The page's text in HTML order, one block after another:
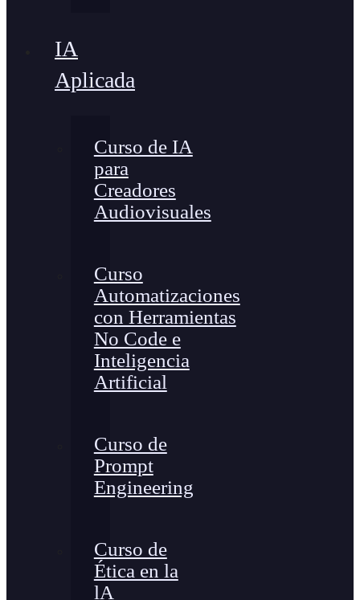
IA
Aplicada
Curso de IA
para
Creadores
Audiovisuales
Curso
Automatizaciones
con Herramientas
No Code e
Inteligencia
Artificial
Curso de
Prompt
Engineering
Curso de
Ética en la
lA